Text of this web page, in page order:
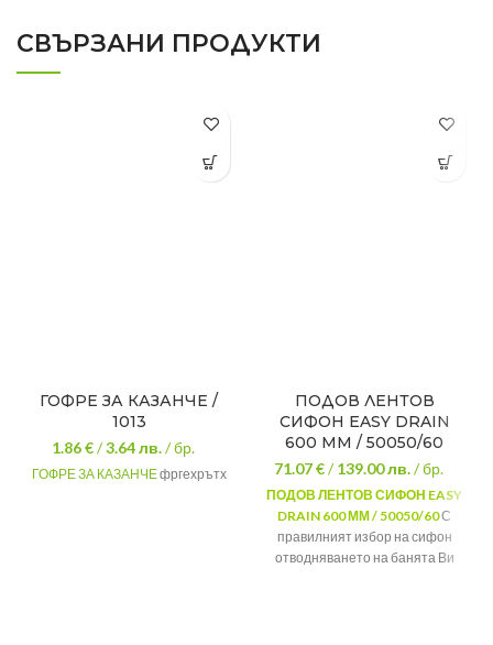
СВЪРЗАНИ ПРОДУКТИ
ГОФРЕ ЗА КАЗАНЧЕ /
1013
1.86 €/3.64лв./ бр.
ГОФРЕ ЗА КАЗАНЧЕфргехрътх
ПОДОВ ЛЕНТОВ
СИФОН EASY DRAIN
600 ММ / 50050/60
71.07 €/139.00лв./ бр.
ПОДОВ ЛЕНТОВ СИФОН EASY
DRAIN 600 ММ / 50050/60С
правилният избор на сифон
отводняването на банята Ви